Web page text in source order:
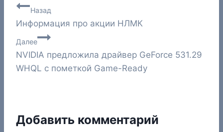
Навигация
по
записям
Назад
Информация про акции НЛМК
Далее
NVIDIA предложила драйвер GeForce 531.29
WHQL с пометкой Game-Ready
Добавить комментарий